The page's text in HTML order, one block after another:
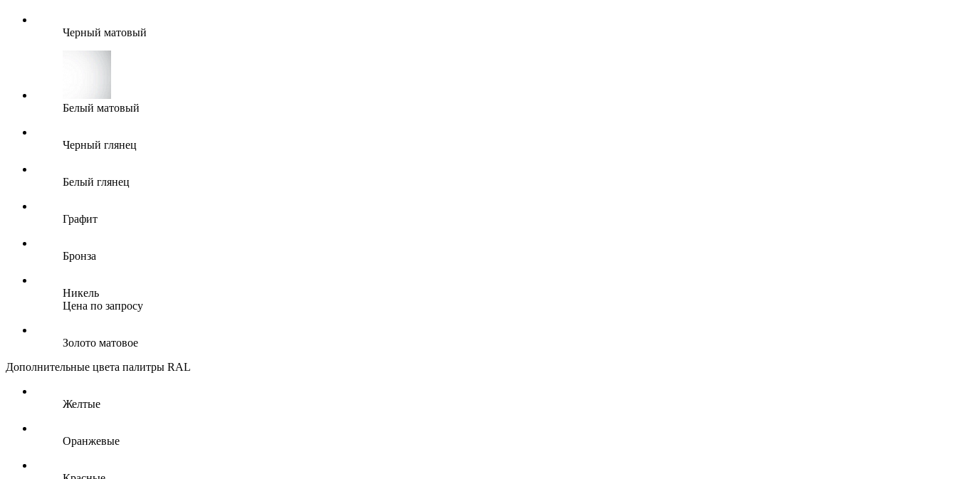
Черный матовый
Белый матовый
Черный глянец
Белый глянец
Графит
Бронза
Никель
Цена по запросу
Золото матовое
Дополнительные цвета палитры RAL
Желтые
Оранжевые